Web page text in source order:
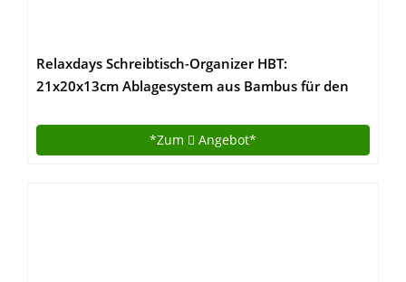
Relaxdays Schreibtisch-Organizer HBT:
21x20x13cm Ablagesystem aus Bambus für den
herausnehmbaren Schubladen
Aufbewahrungsbox als Briefablage fürs Büro,
*Zum Angebot*